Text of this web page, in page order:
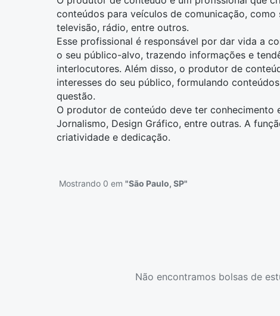
conteúdos para veículos de comunicação, como
televisão, rádio, entre outros.
Esse profissional é responsável por dar vida a
o seu público-alvo, trazendo informações e
interlocutores. Além disso, o produtor de
interesses do seu público, formulando
questão.
O produtor de conteúdo deve ter conhecimento
Jornalismo, Design Gráfico, entre outras. A
criatividade e dedicação.
Mostrando 0 em "São Paulo, SP"
Não encontramos bolsas de